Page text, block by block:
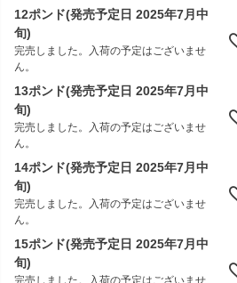
12ポンド(発売予定日 2025年7月中
旬)
完売しました。入荷の予定はございませ
ん。
13ポンド(発売予定日 2025年7月中
旬)
完売しました。入荷の予定はございませ
ん。
14ポンド(発売予定日 2025年7月中
旬)
完売しました。入荷の予定はございませ
ん。
15ポンド(発売予定日 2025年7月中
旬)
完売しました。入荷の予定はございませ